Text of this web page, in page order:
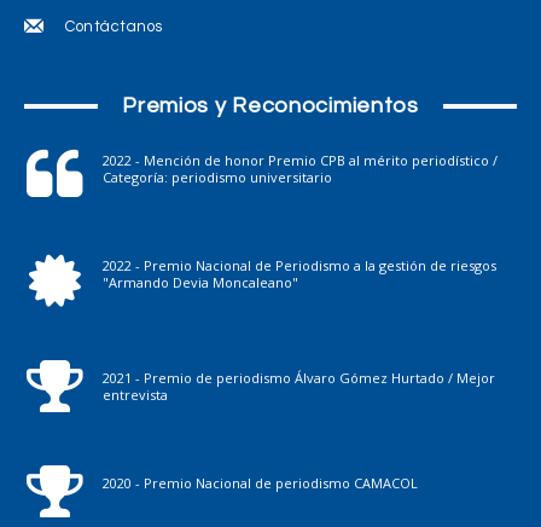
Contáctanos
Premios y Reconocimientos
2022 - Mención de honor Premio CPB al mérito periodístico /
Categoría: periodismo universitario
2022 - Premio Nacional de Periodismo a la gestión de riesgos
"Armando Devia Moncaleano"
2021 - Premio de periodismo Álvaro Gómez Hurtado / Mejor
entrevista
2020 - Premio Nacional de periodismo CAMACOL